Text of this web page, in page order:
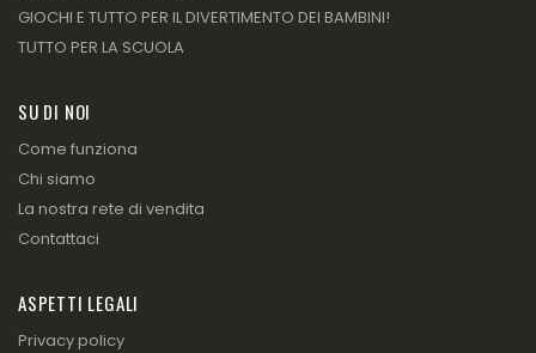
GIOCHI E TUTTO PER IL DIVERTIMENTO DEI BAMBINI!
TUTTO PER LA SCUOLA
SU DI NOI
Come funziona
Chi siamo
La nostra rete di vendita
Contattaci
ASPETTI LEGALI
Privacy policy